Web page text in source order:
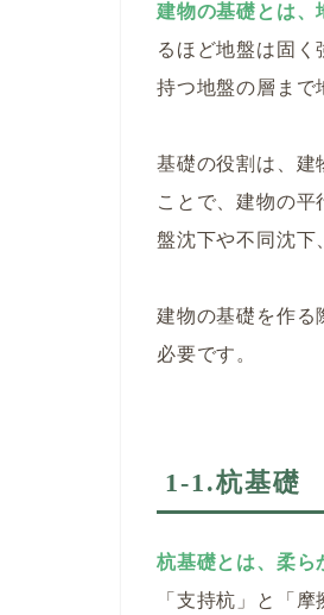
建物の基礎とは、
るほど地盤は固
持つ地盤の層まで
基礎の役割は、建
ことで、建物の
盤沈下や不同沈下
建物の基礎を作る
必要です。
1-1.杭基礎
杭基礎とは、柔ら
「支持杭」と「